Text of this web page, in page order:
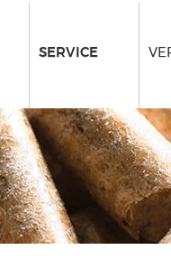
SERVICE